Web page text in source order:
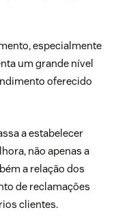
especialmente
um grande nível
oferecido
a estabelecer
não apenas a
a relação dos
de reclamações
clientes.